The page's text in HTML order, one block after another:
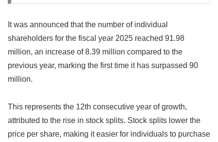
It was announced that the number of individual
shareholders for the fiscal year 2025 reached 91.98
million, an increase of 8.39 million compared to the
previous year, marking the first time it has surpassed 90
million.
This represents the 12th consecutive year of growth,
attributed to the rise in stock splits. Stock splits lower the
price per share, making it easier for individuals to purchase